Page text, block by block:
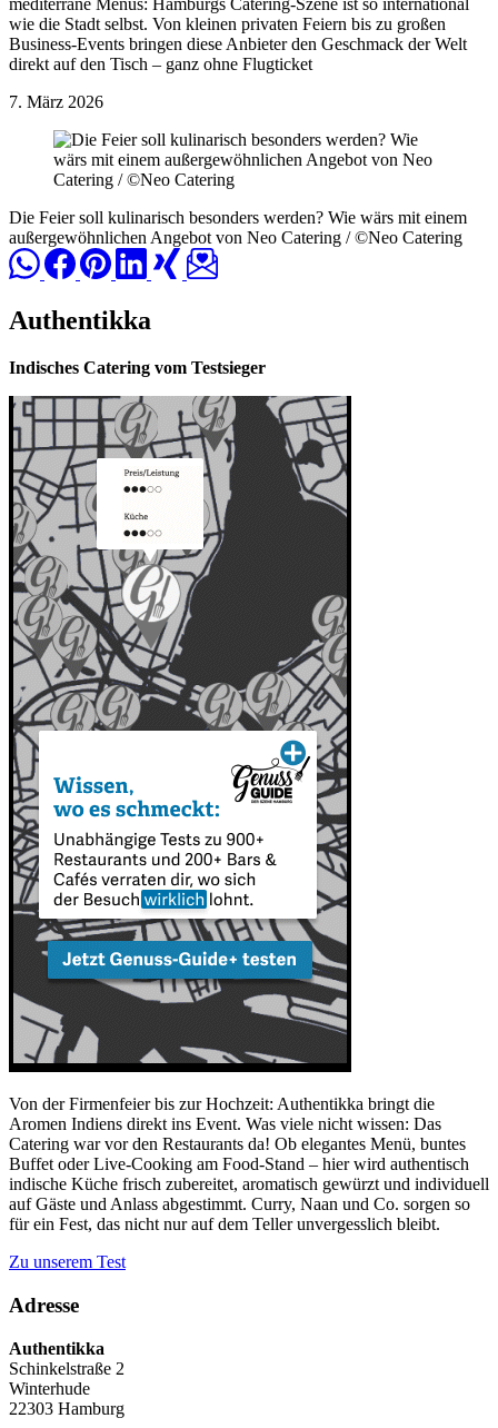
mediterrane Menüs: Hamburgs Catering-Szene ist so international
wie die Stadt selbst. Von kleinen privaten Feiern bis zu großen
Business-Events bringen diese Anbieter den Geschmack der Welt
direkt auf den Tisch – ganz ohne Flugticket
7. März 2026
Die Feier soll kulinarisch besonders werden? Wie wärs mit einem
außergewöhnlichen Angebot von Neo Catering / ©Neo Catering
Authentikka
Indisches Catering vom Testsieger
Von der Firmenfeier bis zur Hochzeit: Authentikka bringt die
Aromen Indiens direkt ins Event. Was viele nicht wissen: Das
Catering war vor den Restaurants da! Ob elegantes Menü, buntes
Buffet oder Live-Cooking am Food-Stand – hier wird authentisch
indische ­Küche frisch zubereitet, aromatisch gewürzt und individuell
auf Gäste und Anlass abgestimmt. Curry, Naan und Co. sorgen so
für ein Fest, das nicht nur auf dem Teller unvergesslich bleibt.
Zu unserem Test
Adresse
Authentikka
Schinkelstraße 2
Winterhude
22303 Hamburg